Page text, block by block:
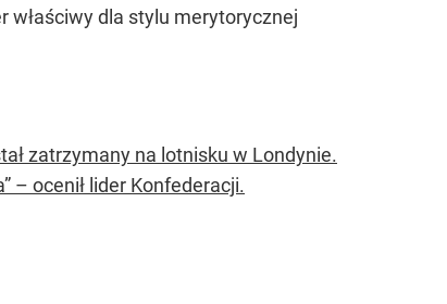
właściwy dla stylu merytorycznej
zatrzymany na lotnisku w Londynie.
– ocenił lider Konfederacji.